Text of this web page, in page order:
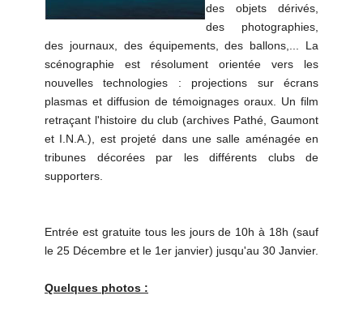
des objets dérivés,
des photographies,
des journaux, des équipements, des ballons,... La
scénographie est résolument orientée vers les
nouvelles technologies : projections sur écrans
plasmas et diffusion de témoignages oraux. Un film
retraçant l'histoire du club (archives Pathé, Gaumont
et I.N.A.), est projeté dans une salle aménagée en
tribunes décorées par les différents clubs de
supporters.
Entrée est gratuite tous les jours de 10h à 18h (sauf
le 25 Décembre et le 1er janvier) jusqu'au 30 Janvier.
Quelques photos :